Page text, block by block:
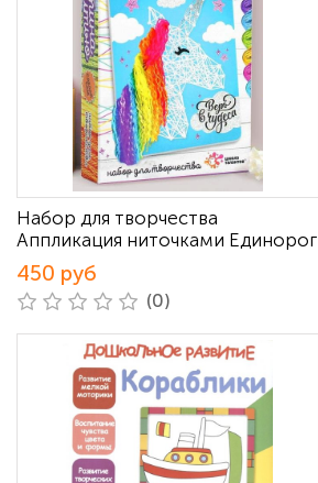
Набор для творчества
Аппликация ниточками Единорог
450 руб
(0)